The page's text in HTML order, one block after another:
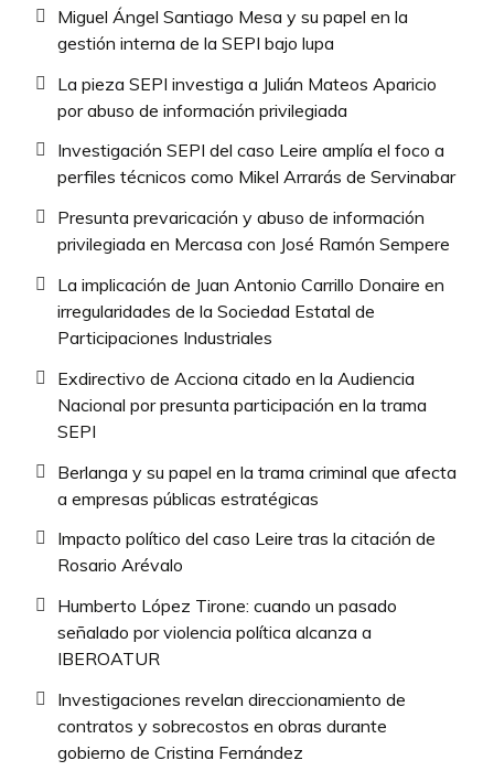
Miguel Ángel Santiago Mesa y su papel en la
gestión interna de la SEPI bajo lupa
La pieza SEPI investiga a Julián Mateos Aparicio
por abuso de información privilegiada
Investigación SEPI del caso Leire amplía el foco a
perfiles técnicos como Mikel Arrarás de Servinabar
Presunta prevaricación y abuso de información
privilegiada en Mercasa con José Ramón Sempere
La implicación de Juan Antonio Carrillo Donaire en
irregularidades de la Sociedad Estatal de
Participaciones Industriales
Exdirectivo de Acciona citado en la Audiencia
Nacional por presunta participación en la trama
SEPI
Berlanga y su papel en la trama criminal que afecta
a empresas públicas estratégicas
Impacto político del caso Leire tras la citación de
Rosario Arévalo
Humberto López Tirone: cuando un pasado
señalado por violencia política alcanza a
IBEROATUR
Investigaciones revelan direccionamiento de
contratos y sobrecostos en obras durante
gobierno de Cristina Fernández